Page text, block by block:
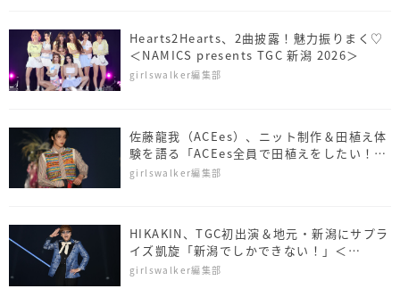
Hearts2Hearts、2曲披露！魅力振りまく♡
＜NAMICS presents TGC 新潟 2026＞
girlswalker編集部
佐藤⿓我（ACEes）、ニット制作＆田植え体
験を語る「ACEes全員で田植えをしたい！」
＜NAMICS presents TGC 新潟 2026＞
girlswalker編集部
HIKAKIN、TGC初出演＆地元・新潟にサプラ
イズ凱旋「新潟でしかできない！」＜
NAMICS presents TGC 新潟 2026＞
girlswalker編集部